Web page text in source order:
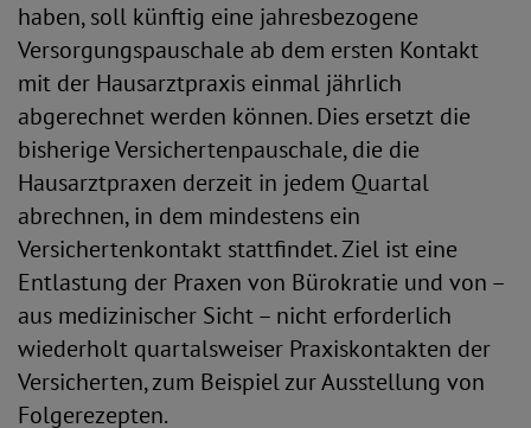
haben, soll künftig eine jahresbezogene
Versorgungspauschale ab dem ersten Kontakt
mit der Hausarztpraxis einmal jährlich
abgerechnet werden können. Dies ersetzt die
bisherige Versichertenpauschale, die die
Hausarztpraxen derzeit in jedem Quartal
abrechnen, in dem mindestens ein
Versichertenkontakt stattfindet. Ziel ist eine
Entlastung der Praxen von Bürokratie und von –
aus medizinischer Sicht – nicht erforderlich
wiederholt quartalsweiser Praxiskontakten der
Versicherten, zum Beispiel zur Ausstellung von
Folgerezepten.